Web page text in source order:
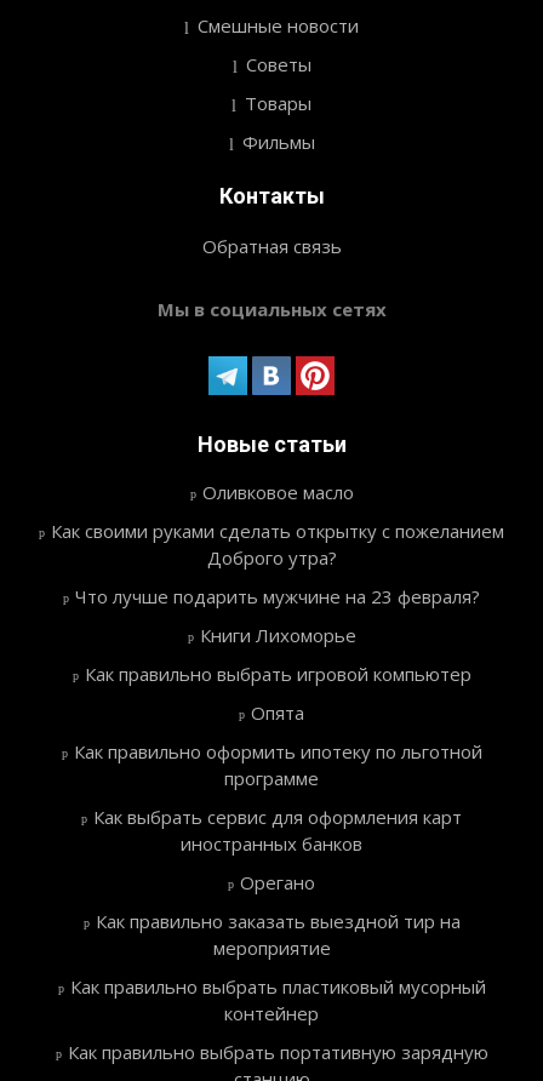
Смешные новости
Советы
Товары
Фильмы
Контакты
Обратная связь
Мы в социальных сетях
Новые статьи
Оливковое масло
Как своими руками сделать открытку с пожеланием
Доброго утра?
Что лучше подарить мужчине на 23 февраля?
Книги Лихоморье
Как правильно выбрать игровой компьютер
Опята
Как правильно оформить ипотеку по льготной
программе
Как выбрать сервис для оформления карт
иностранных банков
Орегано
Как правильно заказать выездной тир на
мероприятие
Как правильно выбрать пластиковый мусорный
контейнер
Как правильно выбрать портативную зарядную